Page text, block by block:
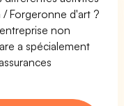
Forgeronne d'art ?
non
a spécialement